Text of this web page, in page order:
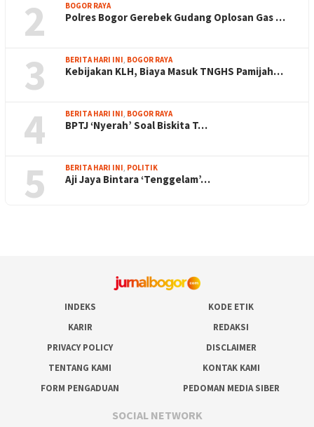
2 BOGOR RAYA
Polres Bogor Gerebek Gudang Oplosan Gas …
3 BERITA HARI INI BOGOR RAYA
Kebijakan KLH, Biaya Masuk TNGHS Pamijah…
4 BERITA HARI INI BOGOR RAYA
BPTJ ‘Nyerah’ Soal Biskita T…
5 BERITA HARI INI POLITIK
Aji Jaya Bintara ‘Tenggelam’…
INDEKS
KODE ETIK
KARIR
REDAKSI
PRIVACY POLICY
DISCLAIMER
TENTANG KAMI
KONTAK KAMI
FORM PENGADUAN
PEDOMAN MEDIA SIBER
SOCIAL NETWORK